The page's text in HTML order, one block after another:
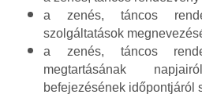
a zenés, táncos
szolgáltatások
a zenés, táncos
megtartásának
befejezésének időpontjáról